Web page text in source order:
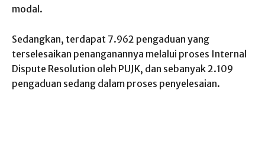
modal.
Sedangkan, terdapat 7.962 pengaduan yang
terselesaikan penanganannya melalui proses Internal
Dispute Resolution oleh PUJK, dan sebanyak 2.109
pengaduan sedang dalam proses penyelesaian.